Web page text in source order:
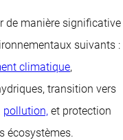
de manière significative
suivants :
climatique,
transition vers
pollution, et protection
écosystèmes.